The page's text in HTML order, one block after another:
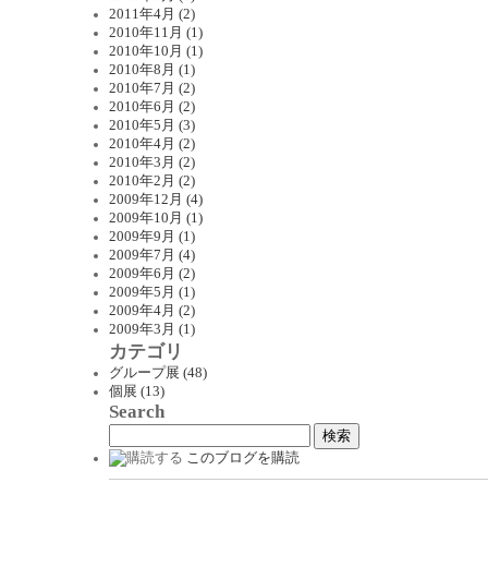
2011年4月 (2)
2010年11月 (1)
2010年10月 (1)
2010年8月 (1)
2010年7月 (2)
2010年6月 (2)
2010年5月 (3)
2010年4月 (2)
2010年3月 (2)
2010年2月 (2)
2009年12月 (4)
2009年10月 (1)
2009年9月 (1)
2009年7月 (4)
2009年6月 (2)
2009年5月 (1)
2009年4月 (2)
2009年3月 (1)
カテゴリ
グループ展 (48)
個展 (13)
Search
このブログを購読